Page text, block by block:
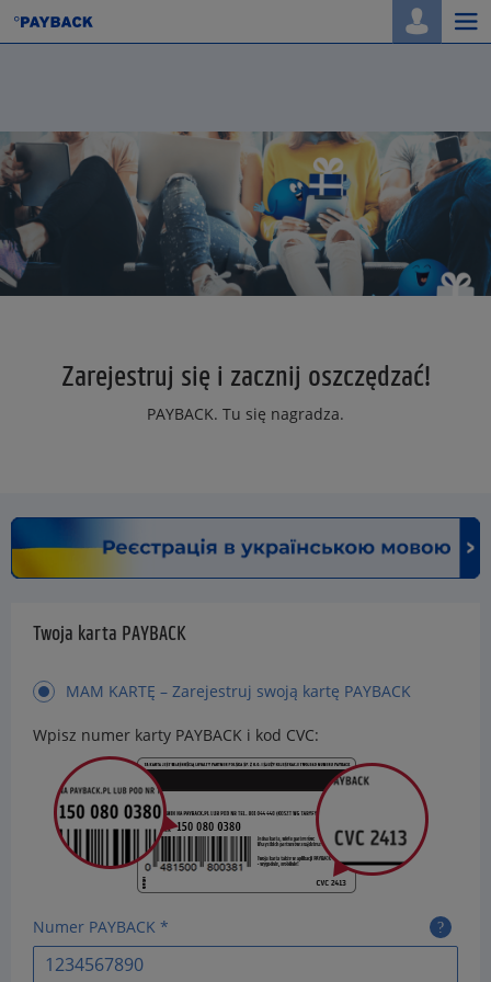
Zarejestruj się i zacznij oszczędzać!
PAYBACK. Tu się nagradza.
Twoja karta PAYBACK
MAM KARTĘ – Zarejestruj swoją kartę PAYBACK
Wpisz numer karty PAYBACK i kod CVC:
Numer PAYBACK *